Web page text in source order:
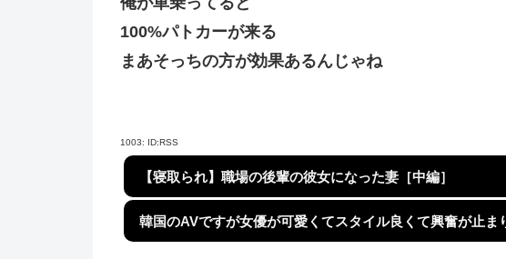
100%パトカーが来る
まあそっちの方が効果あるんじゃね
1003: ID:RSS
【寝取られ】職場の後輩の彼女になった妻［中編］
韓国のAVですが女優が可愛くてスタイル良くて興奮が止ま